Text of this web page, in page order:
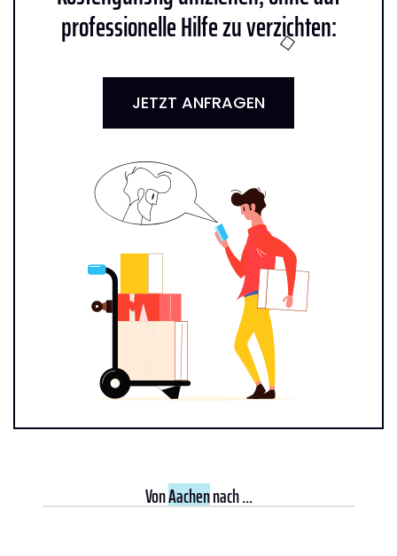
professionelle Hilfe zu verzichten:
JETZT ANFRAGEN
VonAachennach ...